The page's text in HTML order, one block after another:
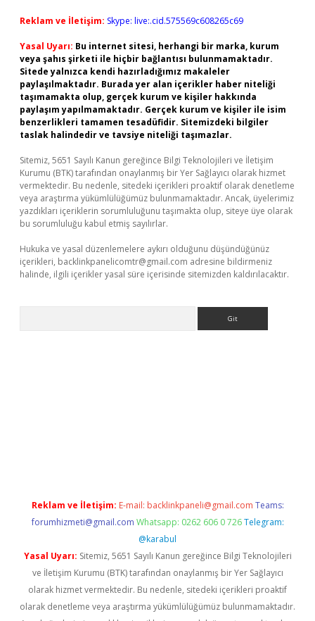
Reklam ve İletişim: Skype: live:.cid.575569c608265c69
Yasal Uyarı: Bu internet sitesi, herhangi bir marka, kurum
veya şahıs şirketi ile hiçbir bağlantısı bulunmamaktadır.
Sitede yalnızca kendi hazırladığımız makaleler
paylaşılmaktadır. Burada yer alan içerikler haber niteliği
taşımamakta olup, gerçek kurum ve kişiler hakkında
paylaşım yapılmamaktadır. Gerçek kurum ve kişiler ile isim
benzerlikleri tamamen tesadüfidir. Sitemizdeki bilgiler
taslak halindedir ve tavsiye niteliği taşımazlar.
Sitemiz, 5651 Sayılı Kanun gereğince Bilgi Teknolojileri ve İletişim
Kurumu (BTK) tarafından onaylanmış bir Yer Sağlayıcı olarak hizmet
vermektedir. Bu nedenle, sitedeki içerikleri proaktif olarak denetleme
veya araştırma yükümlülüğümüz bulunmamaktadır. Ancak, üyelerimiz
yazdıkları içeriklerin sorumluluğunu taşımakta olup, siteye üye olarak
bu sorumluluğu kabul etmiş sayılırlar.
Hukuka ve yasal düzenlemelere aykırı olduğunu düşündüğünüz
içerikleri, backlinkpanelicomtr@gmail.com adresine bildirmeniz
halinde, ilgili içerikler yasal süre içerisinde sitemizden kaldırılacaktır.
Reklam ve İletişim: E-mail: backlinkpaneli@gmail.com Teams:
forumhizmeti@gmail.com Whatsapp: 0262 606 0 726 Telegram:
@karabul
Yasal Uyarı: Sitemiz, 5651 Sayılı Kanun gereğince Bilgi Teknolojileri
ve İletişim Kurumu (BTK) tarafından onaylanmış bir Yer Sağlayıcı
olarak hizmet vermektedir. Bu nedenle, sitedeki içerikleri proaktif
olarak denetleme veya araştırma yükümlülüğümüz bulunmamaktadır.